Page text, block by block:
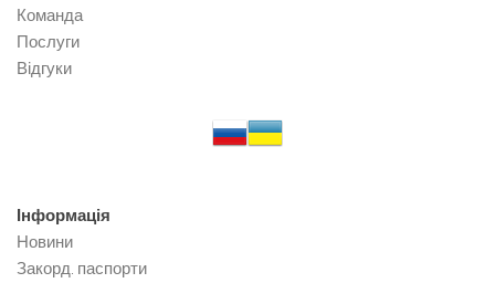
Команда
Послуги
Відгуки
Інформація
Новини
Закорд. паспорти